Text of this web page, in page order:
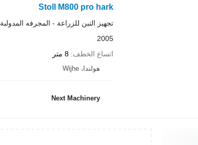
Stoll M800 pro hark
تجهيز التبن للزراعة - المجرفه المدولبة
2005
اتساع الخطف 8 متر
هولندا، Wijhe
Next Machinery